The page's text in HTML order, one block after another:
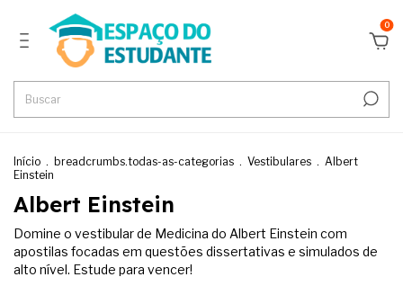
0
Início . breadcrumbs.todas-as-categorias . Vestibulares . Albert
Einstein
Albert Einstein
Domine o vestibular de Medicina do Albert Einstein com
apostilas focadas em questões dissertativas e simulados de
alto nível. Estude para vencer!